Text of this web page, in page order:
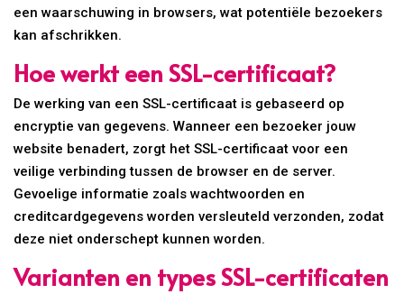
een waarschuwing in browsers, wat potentiële bezoekers
kan afschrikken.
Hoe werkt een SSL-certificaat?
De werking van een SSL-certificaat is gebaseerd op
encryptie van gegevens. Wanneer een bezoeker jouw
website benadert, zorgt het SSL-certificaat voor een
veilige verbinding tussen de browser en de server.
Gevoelige informatie zoals wachtwoorden en
creditcardgegevens worden versleuteld verzonden, zodat
deze niet onderschept kunnen worden.
Varianten en types SSL-certificaten